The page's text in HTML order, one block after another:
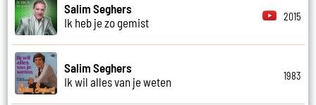
Salim Seghers
Ik heb je zo gemist
2015
Salim Seghers
Ik wil alles van je weten
1983